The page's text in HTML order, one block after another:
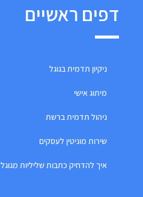
דפים ראשיים
ניקיון תדמית בגוגל
מיתוג אישי
ניהול תדמית ברשת
שירות מוניטין לעסקים
איך להדחיק כתבות שליליות מגוגל